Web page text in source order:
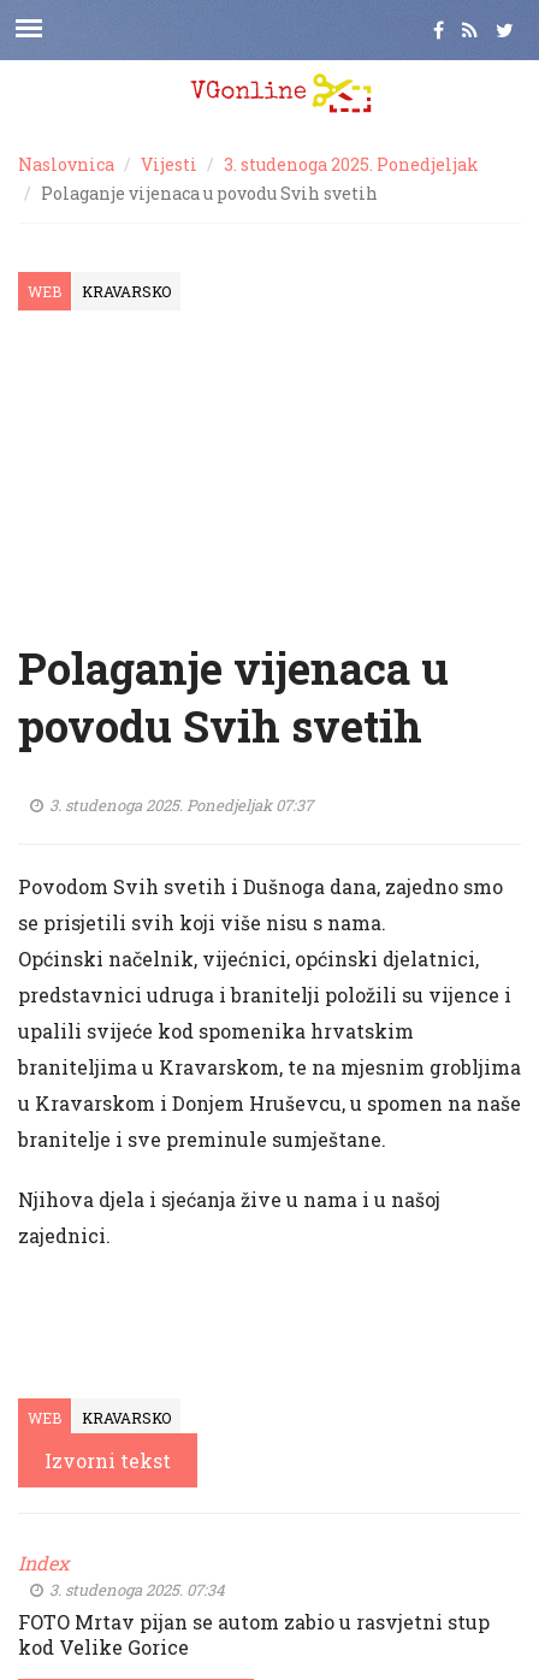
Naslovnica Vijesti
3. studenoga 2025. Ponedjeljak
Polaganje vijenaca u povodu Svih svetih
WEB KRAVARSKO
Polaganje vijenaca u
povodu Svih svetih
3. studenoga 2025. Ponedjeljak 07:37
Povodom Svih svetih i Dušnoga dana, zajedno smo
se prisjetili svih koji više nisu s nama.
Općinski načelnik, vijećnici, općinski djelatnici,
predstavnici udruga i branitelji položili su vijence i
upalili svijeće kod spomenika hrvatskim
braniteljima u Kravarskom, te na mjesnim grobljima
u Kravarskom i Donjem Hruševcu, u spomen na naše
branitelje i sve preminule sumještane.
Njihova djela i sjećanja žive u nama i u našoj
zajednici.
WEB KRAVARSKO
Izvorni tekst
Index
3. studenoga 2025. 07:34
FOTO Mrtav pijan se autom zabio u rasvjetni stup
kod Velike Gorice